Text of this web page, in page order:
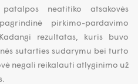
neatitiko atsakovės
pirkimo-pardavimo
rezultatas, kuris buvo
sutarties sudarymu bei turto
negali reikalauti atlyginimo už